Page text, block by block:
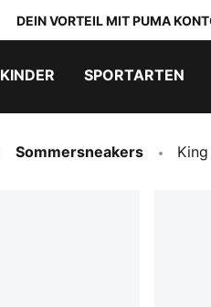
DEIN VORTEIL MIT PUMA
KINDER SPORTARTEN
Sommersneakers